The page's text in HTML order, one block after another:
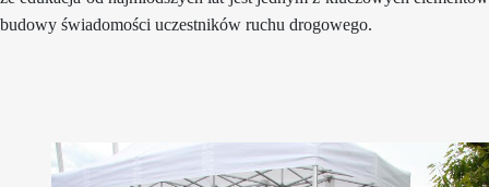
budowy świadomości uczestników ruchu drogowego.